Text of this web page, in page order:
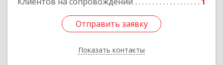
Отправить заявку
Показать контакты
Отправить заявку
Назад